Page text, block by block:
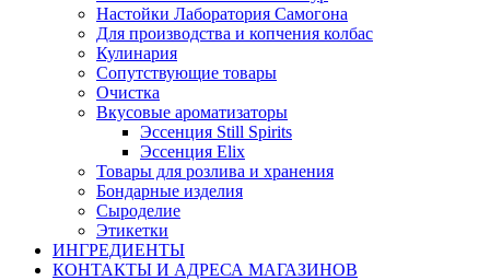
Настойки Лаборатория Самогона
Для производства и копчения колбас
Кулинария
Сопутствующие товары
Очистка
Вкусовые ароматизаторы
Эссенция Still Spirits
Эссенция Elix
Товары для розлива и хранения
Бондарные изделия
Cыроделие
Этикетки
ИНГРЕДИЕНТЫ
КОНТАКТЫ И АДРЕСА МАГАЗИНОВ